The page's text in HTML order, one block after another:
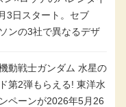
3日スタート。セブ
ンの3社で異なるデザ
動戦士ガンダム 水星の
第2弾もらえる! 東洋水
ペーンが2026年5月26